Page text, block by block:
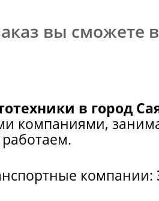
вы сможете
в город
компаниями,
компании: